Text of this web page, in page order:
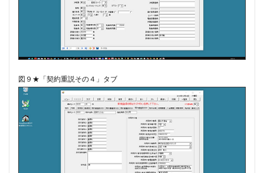
図９★「契約重説その４」タブ